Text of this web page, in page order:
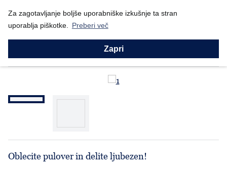
Za zagotavljanje boljše uporabniške izkušnje ta stran
uporablja piškotke.
Preberi več
Zapri
NazajDomov Prodajni program Ženske Puloverji
Oblecite pulover in delite ljubezen!